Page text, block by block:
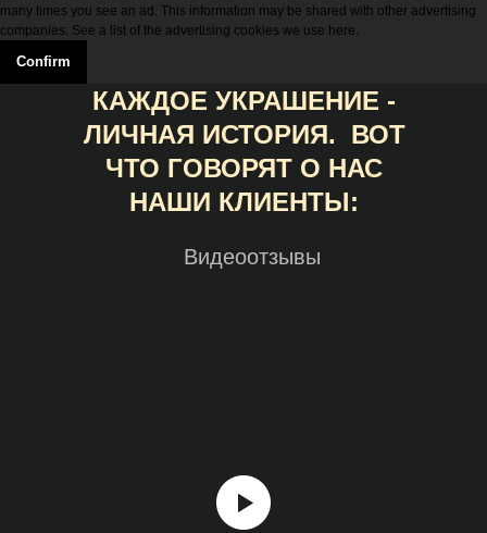
many times you see an ad. This information may be shared with other advertising
companies. See a list of the advertising cookies we use here.
Confirm
КАЖДОЕ УКРАШЕНИЕ -
ЛИЧНАЯ ИСТОРИЯ. ВОТ
ЧТО ГОВОРЯТ О НАС
НАШИ КЛИЕНТЫ:
Видеоотзывы